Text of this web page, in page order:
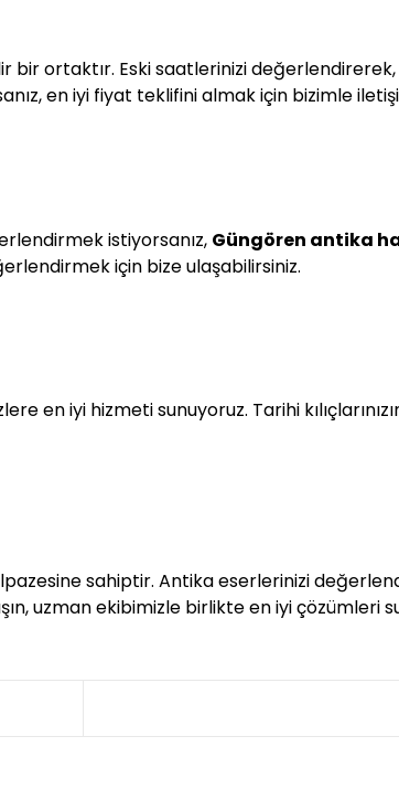
bir ortaktır. Eski saatlerinizi
en iyi fiyat teklifini almak için bizimle
istiyorsanız, Güngören antika
için bize ulaşabilirsiniz.
en iyi hizmeti sunuyoruz. Tarihi
sahiptir. Antika eserlerinizi
uzman ekibimizle birlikte en iyi çözümleri